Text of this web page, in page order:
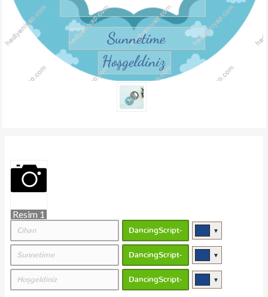
Resim 1
▼
▼
▼